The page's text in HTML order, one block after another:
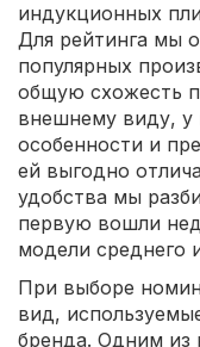
индукционных
Для рейтинга мы
популярных
общую схожесть
внешнему виду, у
особенности и
ей выгодно
удобства мы
первую вошли
модели среднего
При выборе
вид,
бренда. Одним из